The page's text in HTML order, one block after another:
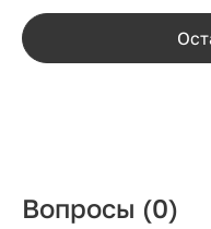
Вопросы (0)